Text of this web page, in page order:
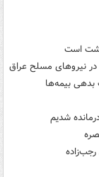
است
در نیروهای مسلح عراق
بدهی بیمه‌ها